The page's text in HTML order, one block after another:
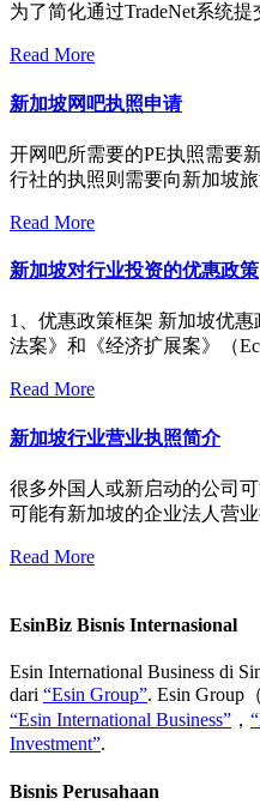
为了简化通过TradeNet系统
Read More
新加坡网吧执照申请
开网吧所需要的PE执照需要
行社的执照则需要向新加坡
Read More
新加坡对行业投资的优惠政策
1、优惠政策框架 新加坡优
法案》和《经济扩展案》（
Read More
新加坡行业营业执照简介
很多外国人或新启动的公司
可能有新加坡的企业法人营
Read More
EsinBiz Bisnis Internasional
Esin International Business di
dari “Esin Group”. Esin Group
“Esin International Business” ，
Investment”.
Bisnis Perusahaan